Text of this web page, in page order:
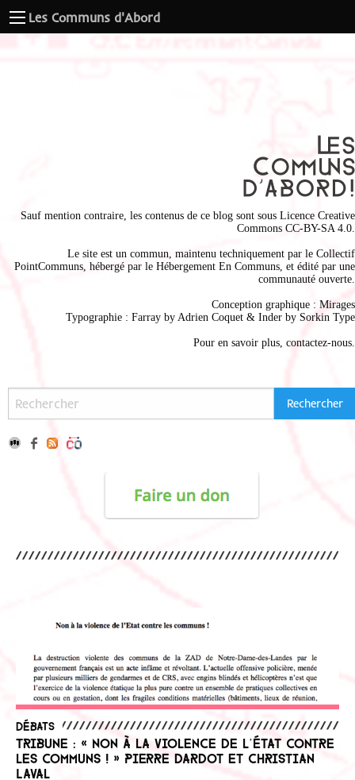
Les Communs d'Abord
Sauf mention contraire, les contenus de ce blog sont sous Licence Creative
Commons CC-BY-SA 4.0
Le site est un commun, maintenu techniquement par le Collectif
PointCommuns , hébergé par le Hébergement En Communs , et édité par une
communauté ouverte.
Conception graphique : Mirages
Typographie : Farray by Adrien Coquet & Inder by Sorkin Type
Pour en savoir plus, contactez-nous
Débats
Tribune : « Non à la violence de l’État contre
les communs ! » Pierre Dardot et Christian
Laval